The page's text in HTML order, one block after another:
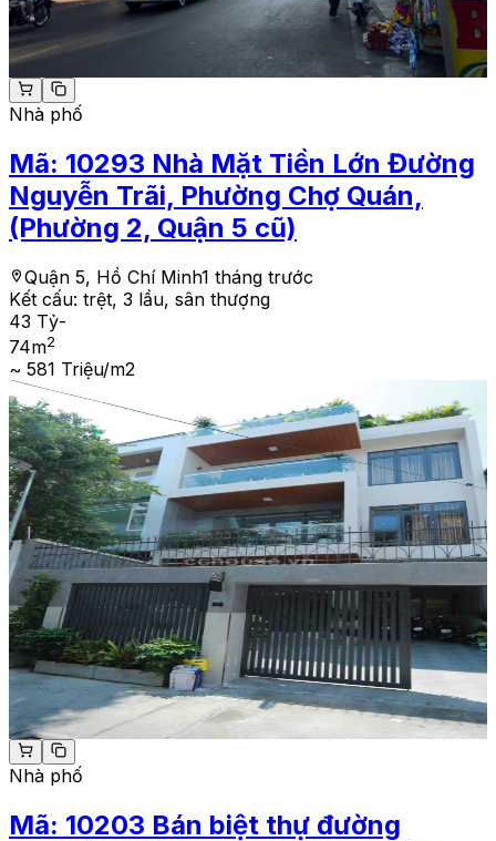
Nhà phố
Mã: 10293 Nhà Mặt Tiền Lớn Đường
Nguyễn Trãi, Phường Chợ Quán,
(Phường 2, Quận 5 cũ)
Quận 5, Hồ Chí Minh1 tháng trước
Kết cấu: trệt, 3 lầu, sân thượng
43 Tỷ-
74m2
~ 581 Triệu/m2
Nhà phố
Mã: 10203 Bán biệt thự đường